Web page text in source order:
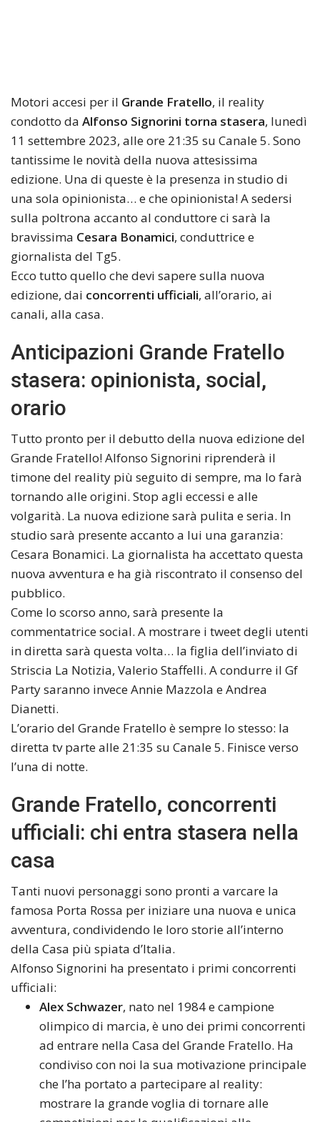
Motori accesi per il Grande Fratello, il reality
condotto da Alfonso Signorini torna stasera, lunedì
11 settembre 2023, alle ore 21:35 su Canale 5. Sono
tantissime le novità della nuova attesissima
edizione. Una di queste è la presenza in studio di
una sola opinionista… e che opinionista! A sedersi
sulla poltrona accanto al conduttore ci sarà la
bravissima Cesara Bonamici, conduttrice e
giornalista del Tg5.
Ecco tutto quello che devi sapere sulla nuova
edizione, dai concorrenti ufficiali, all’orario, ai
canali, alla casa.
Anticipazioni Grande Fratello
stasera: opinionista, social,
orario
Tutto pronto per il debutto della nuova edizione del
Grande Fratello! Alfonso Signorini riprenderà il
timone del reality più seguito di sempre, ma lo farà
tornando alle origini. Stop agli eccessi e alle
volgarità. La nuova edizione sarà pulita e seria. In
studio sarà presente accanto a lui una garanzia:
Cesara Bonamici. La giornalista ha accettato questa
nuova avventura e ha già riscontrato il consenso del
pubblico.
Come lo scorso anno, sarà presente la
commentatrice social. A mostrare i tweet degli utenti
in diretta sarà questa volta… la figlia dell’inviato di
Striscia La Notizia, Valerio Staffelli. A condurre il Gf
Party saranno invece Annie Mazzola e Andrea
Dianetti.
L’orario del Grande Fratello è sempre lo stesso: la
diretta tv parte alle 21:35 su Canale 5. Finisce verso
l’una di notte.
Grande Fratello, concorrenti
ufficiali: chi entra stasera nella
casa
Tanti nuovi personaggi sono pronti a varcare la
famosa Porta Rossa per iniziare una nuova e unica
avventura, condividendo le loro storie all’interno
della Casa più spiata d’Italia.
Alfonso Signorini ha presentato i primi concorrenti
ufficiali:
Alex Schwazer, nato nel 1984 e campione
olimpico di marcia, è uno dei primi concorrenti
ad entrare nella Casa del Grande Fratello. Ha
condiviso con noi la sua motivazione principale
che l’ha portato a partecipare al reality:
mostrare la grande voglia di tornare alle